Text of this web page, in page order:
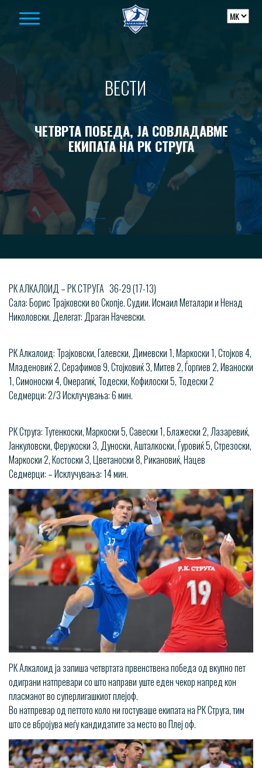
ВЕСТИ
ЧЕТВРТА ПОБЕДА, ЈА СОВЛАДАВМЕ
ЕКИПАТА НА РК СТРУГА
-->
РК АЛКАЛОИД – РК СТРУГА 36-29 (17-13)
Сала: Борис Трајковски во Скопје. Судии. Исмаил Металари и Ненад
Николовски. Делегат: Драган Начевски.
РК Алкалоид: Трајковски, Галевски, Димевски 1, Маркоски 1, Стојков 4,
Младеновиќ 2, Серафимов 9, Стојковиќ 3, Митев 2, Ѓоргиев 2, Иваноски
1, Симоноски 4, Омерагиќ, Тодески, Кофилоски 5, Тодески 2
Седмерци: 2/3 Исклучувања: 6 мин.
РК Струга: Тутенкоски, Маркоски 5, Савески 1, Блажески 2, Лазаревиќ,
Јанкуловски, Ферукоски 3, Дуноски, Ашталкоски, Ѓуровиќ 5, Стрезоски,
Маркоски 2, Костоски 3, Цветаноски 8, Рикановиќ, Нацев
Седмерци: – Исклучувања: 14 мин.
РК Алкалоид ја запиша четвртата првенствена победа од вкупно пет
одиграни натпревари со што направи уште еден чекор напред кон
пласманот во суперлигашкиот плејоф.
Во натпревар од петтото коло ни гостуваше екипата на РК Струга, тим
што се вбројува меѓу кандидатите за место во Плеј оф.